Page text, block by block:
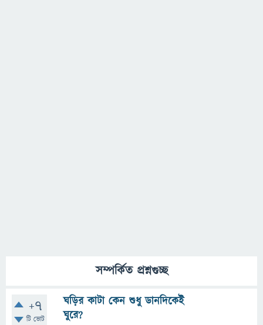
সম্পর্কিত প্রশ্নগুচ্ছ
+7
টি ভোট
ঘড়ির কাটা কেন শুধু ডানদিকেই
ঘুরে?